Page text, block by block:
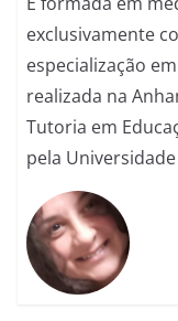
exclusivamente
especialização
realizada na
Tutoria em
pela